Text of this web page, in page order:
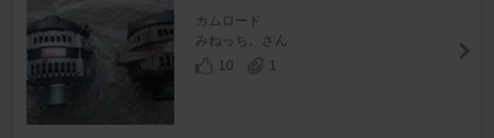
カムロード
みねっち。さん
10
1